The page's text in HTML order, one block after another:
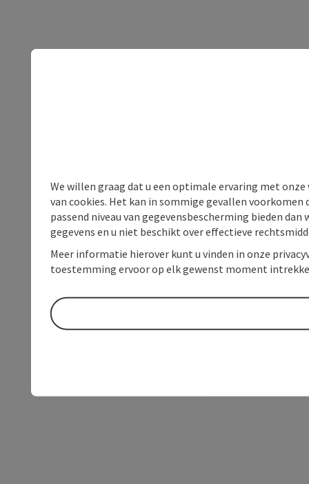
We willen graag dat u een optimale ervaring met
van cookies. Het kan in sommige gevallen voorkomen
passend niveau van gegevensbescherming bieden
gegevens en u niet beschikt over effectieve
Meer informatie hierover kunt u vinden in onze
toestemming ervoor op elk gewenst moment